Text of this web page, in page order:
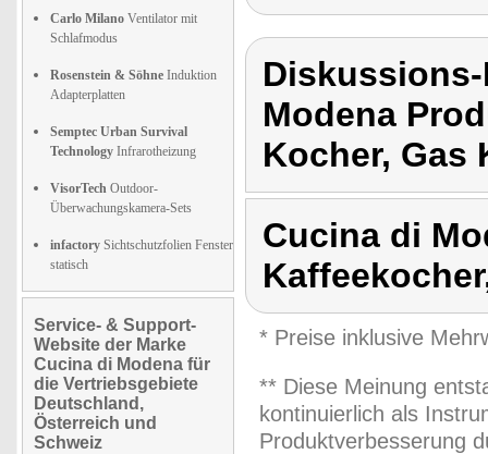
Carlo Milano Ventilator mit
Schlafmodus
Rosenstein & Söhne Induktion
Adapterplatten
Semptec Urban Survival
Technology Infrarotheizung
VisorTech Outdoor-
Überwachungskamera-Sets
infactory Sichtschutzfolien Fenster
statisch
Service- & Support-
Website der Marke
Cucina di Modena für
die Vertriebsgebiete
Deutschland,
Österreich und
Schweiz
Modena
Kocher, Gas
Cucina di
* Preise inklusive
** Diese Meinung
kontinuierlich als
Produktverbesserung